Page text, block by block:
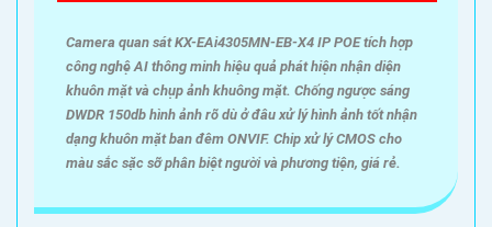
Camera quan sát KX-EAi4305MN-EB-X4 IP POE tích hợp
công nghệ AI thông minh hiệu quả phát hiện nhận diện
khuôn mặt và chụp ảnh khuông mặt. Chống ngược sáng
DWDR 150db hình ảnh rõ dù ở đâu xử lý hình ảnh tốt nhận
dạng khuôn mặt ban đêm ONVIF. Chip xử lý CMOS cho
màu sắc sặc sỡ phân biệt người và phương tiện, giá rẻ.